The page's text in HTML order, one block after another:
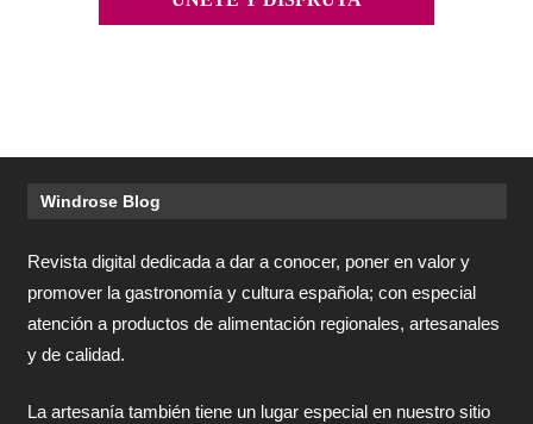
Windrose Blog
Revista digital dedicada a dar a conocer, poner en valor y
promover la gastronomía y cultura española; con especial
atención a productos de alimentación regionales, artesanales
y de calidad.
La artesanía también tiene un lugar especial en nuestro sitio